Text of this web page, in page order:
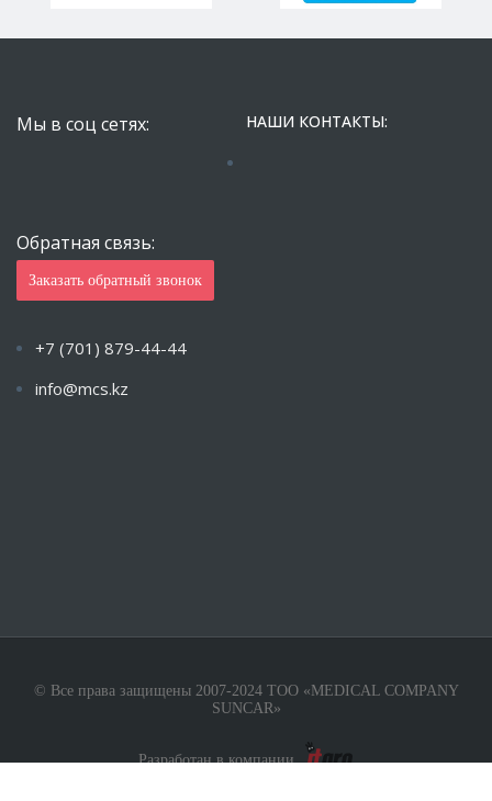
Мы в соц сетях:
Обратная связь:
Заказать обратный звонок
НАШИ КОНТАКТЫ:
+7 (701) 879-44-44
info@mcs.kz
© Все права защищены 2007-2024 ТОО «MEDICAL COMPANY
SUNCAR»
Разработан в компании